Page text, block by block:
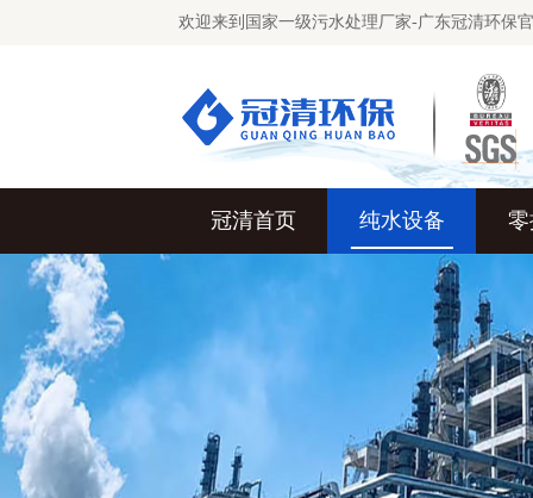
欢迎来到国家一级污水处理厂家-广东冠清环保
冠清首页 纯水设备